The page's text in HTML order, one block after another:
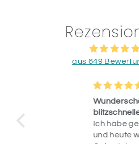
aus 649
Ich habe
und heute